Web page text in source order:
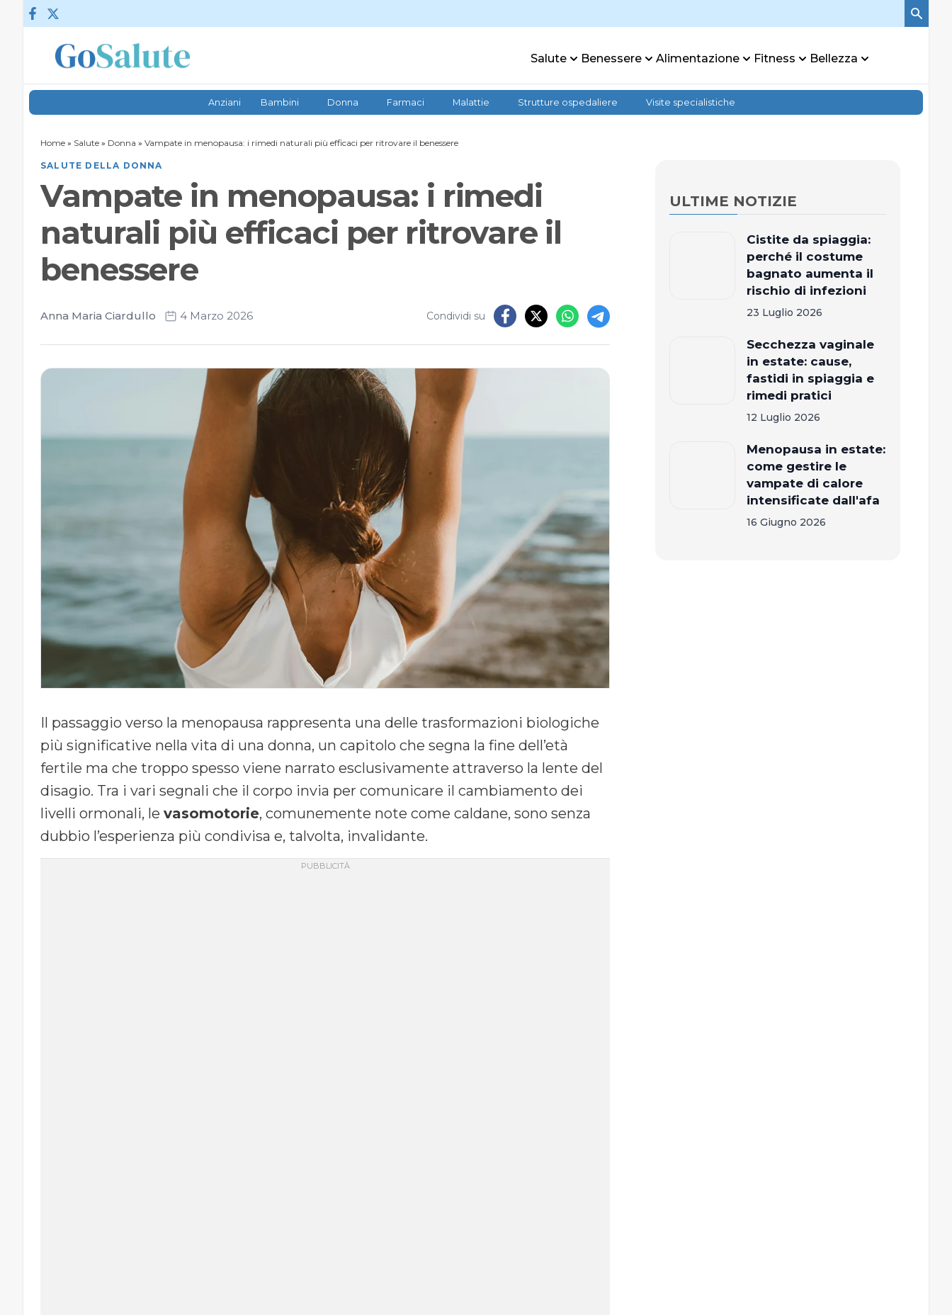
Vai al contenuto
Salute Benessere Alimentazione Fitness Bellezza
Anziani Bambini Donna Farmaci Malattie Strutture ospedaliere Visite specialistiche
Home » Salute » Donna » Vampate in menopausa: i rimedi naturali più efficaci per ritrovare il benessere
SALUTE DELLA DONNA
Vampate in menopausa: i rimedi
naturali più efficaci per ritrovare il
benessere
Anna Maria Ciardullo 4 Marzo 2026 Condividi su
Il passaggio verso la menopausa rappresenta una delle trasformazioni biologiche
più significative nella vita di una donna, un capitolo che segna la fine dell’età
fertile ma che troppo spesso viene narrato esclusivamente attraverso la lente del
disagio. Tra i vari segnali che il corpo invia per comunicare il cambiamento dei
livelli ormonali, le vasomotorie, comunemente note come caldane, sono senza
dubbio l’esperienza più condivisa e, talvolta, invalidante.
ULTIME NOTIZIE
Cistite da spiaggia:
perché il costume
bagnato aumenta il
rischio di infezioni
23 Luglio 2026
Secchezza vaginale
in estate: cause,
fastidi in spiaggia e
rimedi pratici
12 Luglio 2026
Menopausa in estate:
come gestire le
vampate di calore
intensificate dall'afa
16 Giugno 2026